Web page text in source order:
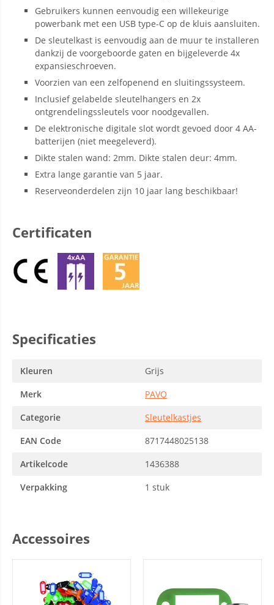
Gebruikers kunnen eenvoudig een willekeurige
powerbank met een USB type-C op de kluis aansluiten.
De sleutelkast is eenvoudig aan de muur te installeren
dankzij de voorgeboorde gaten en bijgeleverde 4x
expansieschroeven.
Voorzien van een zelfopenend en sluitingssysteem.
Inclusief gelabelde sleutelhangers en 2x
ontgrendelingssleutels voor noodgevallen.
De elektronische digitale slot wordt gevoed door 4 AA-
batterijen (niet meegeleverd).
Dikte stalen wand: 2mm. Dikte stalen deur: 4mm.
Extra lange garantie van 5 jaar.
Reserveonderdelen zijn 10 jaar lang beschikbaar!
Certificaten
Specificaties
Kleuren
Grijs
Merk
PAVO
Categorie
Sleutelkastjes
EAN Code
8717448025138
Artikelcode
1436388
Verpakking
1 stuk
Accessoires